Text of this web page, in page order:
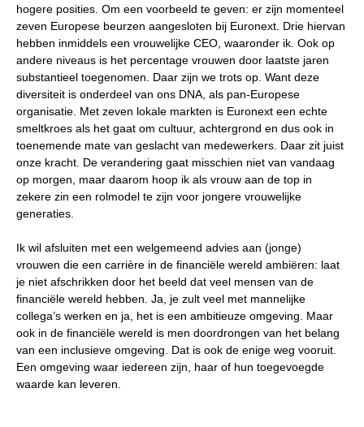
hogere posities. Om een voorbeeld te geven: er zijn momenteel
zeven Europese beurzen aangesloten bij Euronext. Drie hiervan
hebben inmiddels een vrouwelijke CEO, waaronder ik. Ook op
andere niveaus is het percentage vrouwen door laatste jaren
substantieel toegenomen. Daar zijn we trots op. Want deze
diversiteit is onderdeel van ons DNA, als pan-Europese
organisatie. Met zeven lokale markten is Euronext een echte
smeltkroes als het gaat om cultuur, achtergrond en dus ook in
toenemende mate van geslacht van medewerkers. Daar zit juist
onze kracht. De verandering gaat misschien niet van vandaag
op morgen, maar daarom hoop ik als vrouw aan de top in
zekere zin een rolmodel te zijn voor jongere vrouwelijke
generaties.
Ik wil afsluiten met een welgemeend advies aan (jonge)
vrouwen die een carrière in de financiële wereld ambiëren: laat
je niet afschrikken door het beeld dat veel mensen van de
financiële wereld hebben. Ja, je zult veel met mannelijke
collega’s werken en ja, het is een ambitieuze omgeving. Maar
ook in de financiële wereld is men doordrongen van het belang
van een inclusieve omgeving. Dat is ook de enige weg vooruit.
Een omgeving waar iedereen zijn, haar of hun toegevoegde
waarde kan leveren.